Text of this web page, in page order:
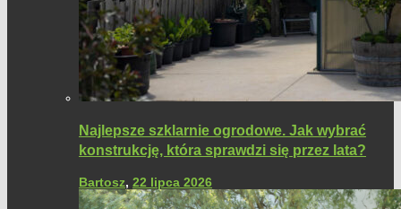
Najlepsze szklarnie ogrodowe. Jak wybrać
konstrukcję, która sprawdzi się przez lata?
Bartosz, 22 lipca 2026